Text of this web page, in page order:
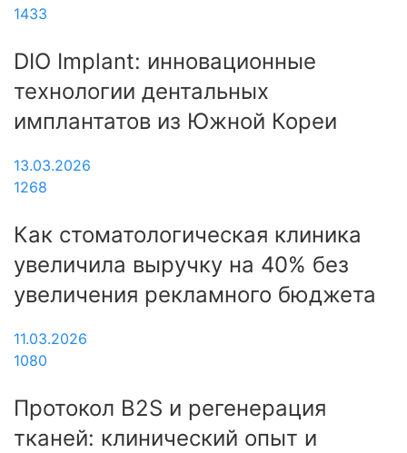
1433
DIO Implant: инновационные
технологии дентальных
имплантатов из Южной Кореи
13.03.2026
1268
Как стоматологическая клиника
увеличила выручку на 40% без
увеличения рекламного бюджета
11.03.2026
1080
Протокол B2S и регенерация
тканей: клинический опыт и